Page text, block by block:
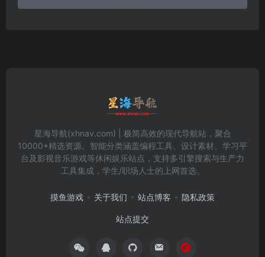
星海导航(xhnav.com) | 极简高效的现代导航站，聚合
10000+精选资源。智能分类涵盖编程工具、设计素材、学习平
台及影视音乐游戏等休闲娱乐站点，支持多引擎搜索与生产力
工具集成，学生/职场人士的上网首选。
摸鱼游戏 关于我们 站点博客 隐私政策
站点提交